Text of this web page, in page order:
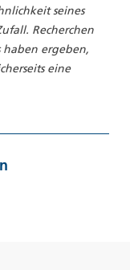
seines
Recherchen
haben ergeben,
eine